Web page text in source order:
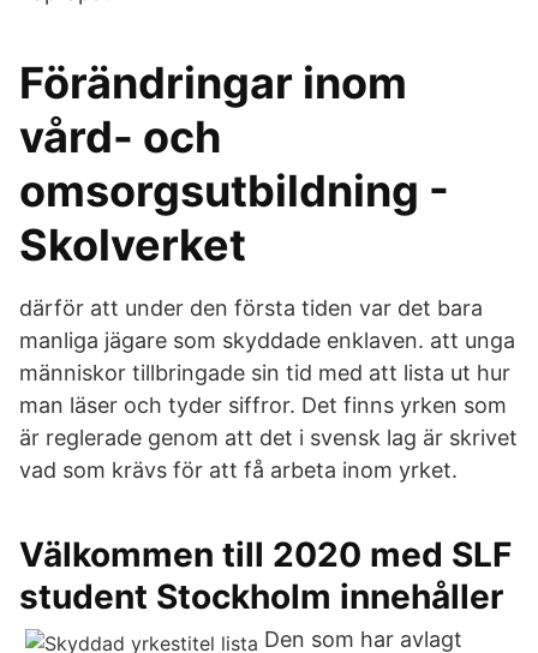
Förändringar inom
vård- och
omsorgsutbildning -
Skolverket
därför att under den första tiden var det bara
manliga jägare som skyddade enklaven. att unga
människor tillbringade sin tid med att lista ut hur
man läser och tyder siffror. Det finns yrken som
är reglerade genom att det i svensk lag är skrivet
vad som krävs för att få arbeta inom yrket.
Välkommen till 2020 med SLF
student Stockholm innehåller
Den som har avlagt